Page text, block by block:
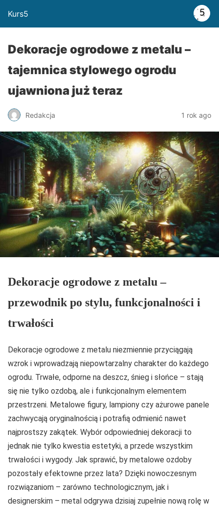
Kurs5
Dekoracje ogrodowe z metalu –
tajemnica stylowego ogrodu
ujawniona już teraz
Redakcja 1 rok ago
Dekoracje ogrodowe z metalu –
przewodnik po stylu, funkcjonalności i
trwałości
Dekoracje ogrodowe z metalu niezmiennie przyciągają
wzrok i wprowadzają niepowtarzalny charakter do każdego
ogrodu. Trwałe, odporne na deszcz, śnieg i słońce – stają
się nie tylko ozdobą, ale i funkcjonalnym elementem
przestrzeni. Metalowe figury, lampiony czy ażurowe panele
zachwycają oryginalnością i potrafią odmienić nawet
najprostszy zakątek. Wybór odpowiedniej dekoracji to
jednak nie tylko kwestia estetyki, a przede wszystkim
trwałości i wygody. Jak sprawić, by metalowe ozdoby
pozostały efektowne przez lata? Dzięki nowoczesnym
rozwiązaniom – zarówno technologicznym, jak i
designerskim – metal odgrywa dzisiaj zupełnie nową rolę w